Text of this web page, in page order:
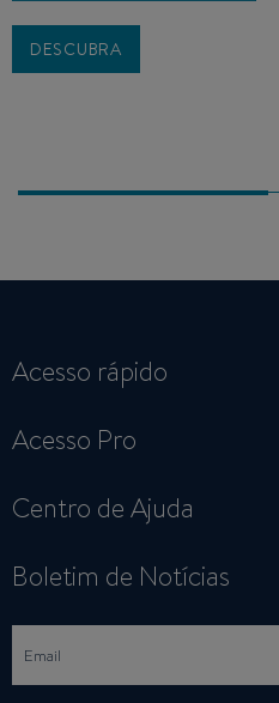
DESCUBRA
Acesso rápido
Acesso Pro
Centro de Ajuda
Boletim de Notícias